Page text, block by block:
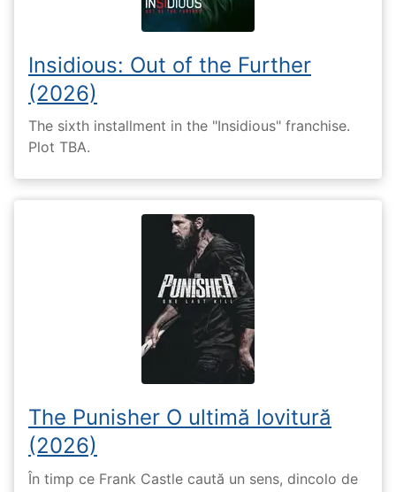
Insidious: Out of the Further
(2026)
The sixth installment in the "Insidious" franchise.
Plot TBA.
The Punisher O ultimă lovitură
(2026)
În timp ce Frank Castle caută un sens, dincolo de